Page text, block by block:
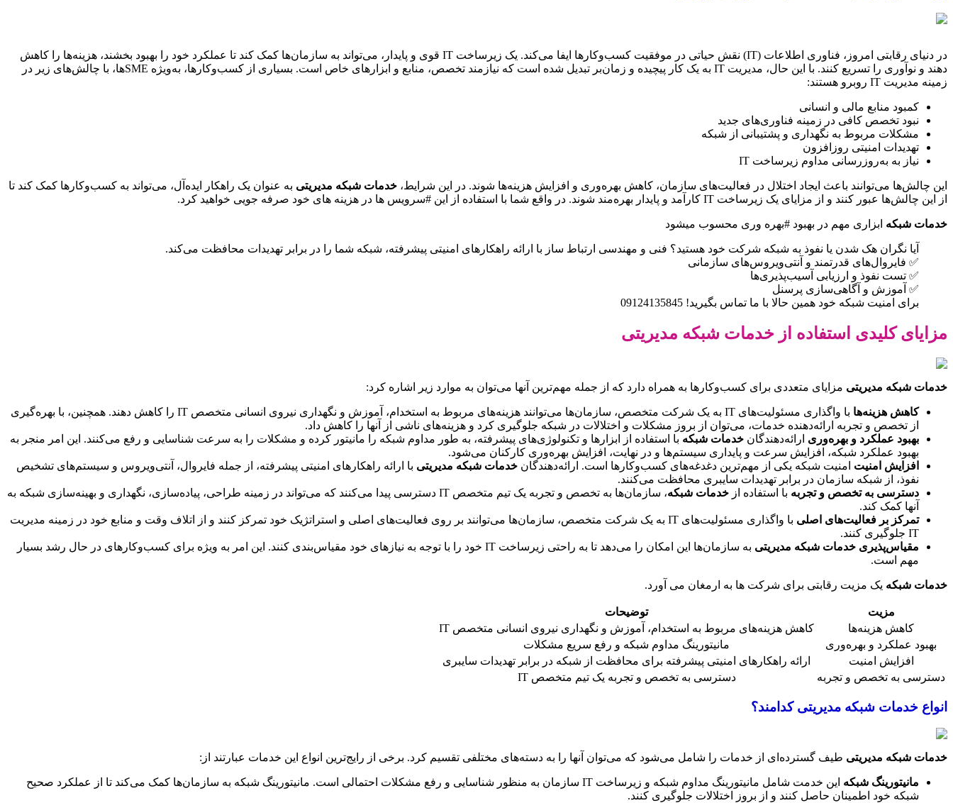
در دنیای رقابتی امروز، فناوری اطلاعات (IT) نقش حیاتی در موفقیت کسب‌وکارها ایفا می‌کند. یک زیرساخت IT قوی و پایدار، می‌تواند به سازمان‌ها کمک کند تا عملکرد خود را بهبود بخشند، هزینه‌ها را کاهش
دهند و نوآوری را تسریع کنند. با این حال، مدیریت IT به یک کار پیچیده و زمان‌بر تبدیل شده است که نیازمند تخصص، منابع و ابزارهای خاص است. بسیاری از کسب‌وکارها، به‌ویژه SMEها، با چالش‌های زیر در
زمینه مدیریت IT روبرو هستند:
کمبود منابع مالی و انسانی
نبود تخصص کافی در زمینه فناوری‌های جدید
مشکلات مربوط به نگهداری و پشتیبانی از شبکه
تهدیدات امنیتی روزافزون
نیاز به به‌روزرسانی مداوم زیرساخت IT
این چالش‌ها می‌توانند باعث ایجاد اختلال در فعالیت‌های سازمان، کاهش بهره‌وری و افزایش هزینه‌ها شوند. در این شرایط، خدمات شبکه مدیریتی به عنوان یک راهکار ایده‌آل، می‌تواند به کسب‌وکارها کمک کند تا
از این چالش‌ها عبور کنند و از مزایای یک زیرساخت IT کارآمد و پایدار بهره‌مند شوند. در واقع شما با استفاده از این #سرویس ها در هزینه های خود صرفه جویی خواهید کرد.
خدمات شبکه ابزاری مهم در بهبود #بهره وری محسوب میشود
آیا نگران هک شدن یا نفوذ به شبکه شرکت خود هستید؟ فنی و مهندسی ارتباط ساز با ارائه راهکارهای امنیتی پیشرفته، شبکه شما را در برابر تهدیدات محافظت می‌کند.
✅ فایروال‌های قدرتمند و آنتی‌ویروس‌های سازمانی
✅ تست نفوذ و ارزیابی آسیب‌پذیری‌ها
✅ آموزش و آگاهی‌سازی پرسنل
برای امنیت شبکه خود همین حالا با ما تماس بگیرید! 09124135845
مزایای کلیدی استفاده از خدمات شبکه مدیریتی
خدمات شبکه مدیریتی مزایای متعددی برای کسب‌وکارها به همراه دارد که از جمله مهم‌ترین آنها می‌توان به موارد زیر اشاره کرد:
کاهش هزینه‌ها
با واگذاری مسئولیت‌های IT به یک شرکت متخصص، سازمان‌ها می‌توانند هزینه‌های مربوط به استخدام، آموزش و نگهداری نیروی انسانی متخصص IT را کاهش دهند. همچنین، با بهره‌گیری
از تخصص و تجربه ارائه‌دهنده خدمات، می‌توان از بروز مشکلات و اختلالات در شبکه جلوگیری کرد و هزینه‌های ناشی از آنها را کاهش داد.
بهبود عملکرد و بهره‌وری ارائه‌دهندگان خدمات شبکه با استفاده از ابزارها و تکنولوژی‌های پیشرفته، به طور مداوم شبکه را مانیتور کرده و مشکلات را به سرعت شناسایی و رفع می‌کنند. این امر منجر به
بهبود عملکرد شبکه، افزایش سرعت و پایداری سیستم‌ها و در نهایت، افزایش بهره‌وری کارکنان می‌شود.
افزایش امنیت امنیت شبکه یکی از مهم‌ترین دغدغه‌های کسب‌وکارها است. ارائه‌دهندگان خدمات شبکه مدیریتی با ارائه راهکارهای امنیتی پیشرفته، از جمله فایروال، آنتی‌ویروس و سیستم‌های تشخیص
نفوذ، از شبکه سازمان در برابر تهدیدات سایبری محافظت می‌کنند.
دسترسی به تخصص و تجربه با استفاده از خدمات شبکه
، سازمان‌ها به تخصص و تجربه یک تیم متخصص IT دسترسی پیدا می‌کنند که می‌تواند در زمینه طراحی، پیاده‌سازی، نگهداری و بهینه‌سازی شبکه به
آنها کمک کند.
تمرکز بر فعالیت‌های اصلی
با واگذاری مسئولیت‌های IT به یک شرکت متخصص، سازمان‌ها می‌توانند بر روی فعالیت‌های اصلی و استراتژیک خود تمرکز کنند و از اتلاف وقت و منابع خود در زمینه مدیریت
IT جلوگیری کنند.
مقیاس‌پذیری خدمات شبکه مدیریتی
به سازمان‌ها این امکان را می‌دهد تا به راحتی زیرساخت IT خود را با توجه به نیازهای خود مقیاس‌بندی کنند. این امر به ویژه برای کسب‌وکارهای در حال رشد بسیار
مهم است.
خدمات شبکه یک مزیت رقابتی برای شرکت ها به ارمغان می آورد.
مزیت
توضیحات
کاهش هزینه‌ها
کاهش هزینه‌های مربوط به استخدام، آموزش و نگهداری نیروی انسانی متخصص IT
بهبود عملکرد و بهره‌وری
مانیتورینگ مداوم شبکه و رفع سریع مشکلات
افزایش امنیت
ارائه راهکارهای امنیتی پیشرفته برای محافظت از شبکه در برابر تهدیدات سایبری
دسترسی به تخصص و تجربه
دسترسی به تخصص و تجربه یک تیم متخصص IT
انواع خدمات شبکه مدیریتی کدامند؟
خدمات شبکه مدیریتی طیف گسترده‌ای از خدمات را شامل می‌شود که می‌توان آنها را به دسته‌های مختلفی تقسیم کرد. برخی از رایج‌ترین انواع این خدمات عبارتند از:
مانیتورینگ شبکه
این خدمت شامل مانیتورینگ مداوم شبکه و زیرساخت IT سازمان به منظور شناسایی و رفع مشکلات احتمالی است. مانیتورینگ شبکه به سازمان‌ها کمک می‌کند تا از عملکرد صحیح
شبکه خود اطمینان حاصل کنند و از بروز اختلالات جلوگیری کنند.